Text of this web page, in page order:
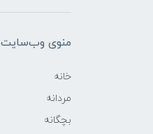
منوی وب‌سایت
خانه
مردانه
بچگانه